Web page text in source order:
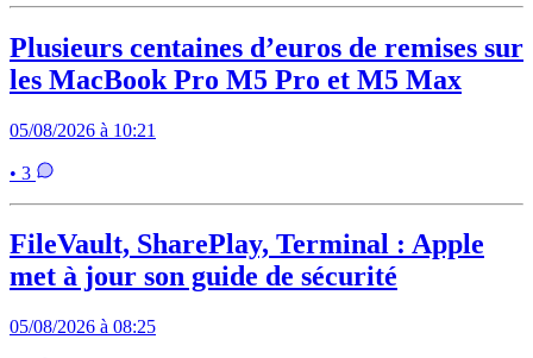
Plusieurs centaines d’euros de remises sur
les MacBook Pro M5 Pro et M5 Max
05/08/2026 à 10:21
• 3
FileVault, SharePlay, Terminal : Apple
met à jour son guide de sécurité
05/08/2026 à 08:25